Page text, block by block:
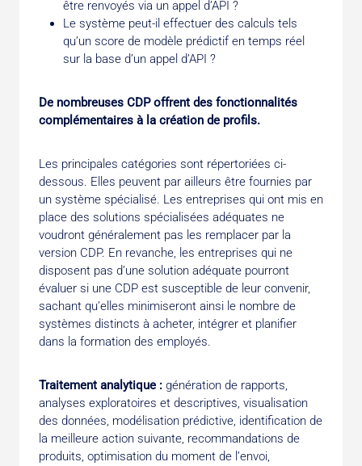
être renvoyés via un appel d’API ?
Le système peut-il effectuer des calculs tels
qu’un score de modèle prédictif en temps réel
sur la base d’un appel d’API ?
De nombreuses CDP offrent des fonctionnalités
complé­mentaires à la création de profils.
Les principales catégo­ries sont répertoriées ci-
dessous. Elles peuvent par ailleurs être fournies par
un système spécialisé. Les entreprises qui ont mis en
place des solutions spécialisées adéquates ne
voudront généralement pas les remplacer par la
version CDP. En revanche, les entreprises qui ne
disposent pas d’une solution adéquate pourront
évaluer si une CDP est susceptible de leur convenir,
sachant qu’elles minimiseront ainsi le nombre de
systèmes distincts à acheter, intégrer et planifier
dans la formation des employés.
Traitement analytique : génération de rapports,
analyses exploratoires et descriptives, visualisation
des données, modélisation prédictive, identification de
la meilleure action suivante, recommandations de
produits, optimisation du moment de l’envoi,